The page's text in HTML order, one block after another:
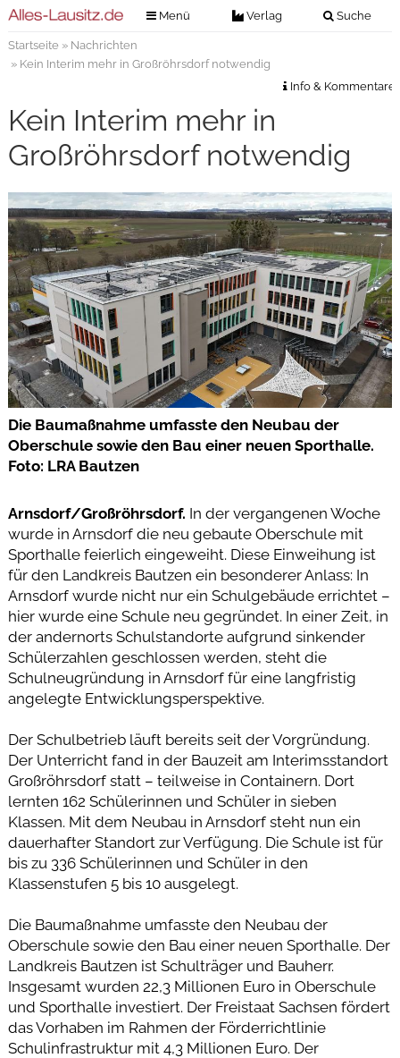
Menü Verlag Suche
Verlag
Kontakt
Impressum
Veranstaltungstickets
Anzeigenannahme
Anzeigensuche
Digitale Ausgaben
Startseite» Nachrichten
» Kein Interim mehr in Großröhrsdorf notwendig
Info & Kommentare
Kein Interim mehr in
Großröhrsdorf notwendig
Die Baumaßnahme umfasste den Neubau der
Oberschule sowie den Bau einer neuen Sporthalle.
Foto: LRA Bautzen
Arnsdorf/Großröhrsdorf. In der vergangenen Woche
wurde in Arnsdorf die neu gebaute Oberschule mit
Sporthalle feierlich eingeweiht. Diese Einweihung ist
für den Landkreis Bautzen ein besonderer Anlass: In
Arnsdorf wurde nicht nur ein Schulgebäude errichtet –
hier wurde eine Schule neu gegründet. In einer Zeit, in
der andernorts Schulstandorte aufgrund sinkender
Schülerzahlen geschlossen werden, steht die
Schulneugründung in Arnsdorf für eine langfristig
angelegte Entwicklungsperspektive.
Der Schulbetrieb läuft bereits seit der Vorgründung.
Der Unterricht fand in der Bauzeit am Interimsstandort
Großröhrsdorf statt – teilweise in Containern. Dort
lernten 162 Schülerinnen und Schüler in sieben
Klassen. Mit dem Neubau in Arnsdorf steht nun ein
dauerhafter Standort zur Verfügung. Die Schule ist für
bis zu 336 Schülerinnen und Schüler in den
Klassenstufen 5 bis 10 ausgelegt.
Die Baumaßnahme umfasste den Neubau der
Oberschule sowie den Bau einer neuen Sporthalle. Der
Landkreis Bautzen ist Schulträger und Bauherr.
Insgesamt wurden 22,3 Millionen Euro in Oberschule
und Sporthalle investiert. Der Freistaat Sachsen fördert
das Vorhaben im Rahmen der Förderrichtlinie
Schulinfrastruktur mit 4,3 Millionen Euro. Der